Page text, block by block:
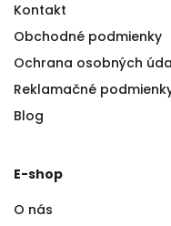
Kontakt
Obchodné podmienky
Ochrana osobných
Reklamačné
Blog
E-shop
O nás